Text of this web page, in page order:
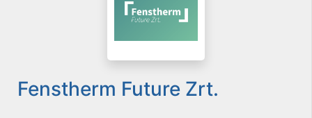
Fenstherm Future Zrt.